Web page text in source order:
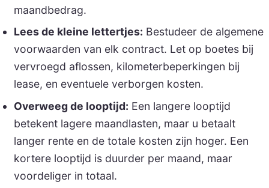
maandbedrag.
Lees de kleine lettertjes: Bestudeer de algemene
voorwaarden van elk contract. Let op boetes bij
vervroegd aflossen, kilometerbeperkingen bij
lease, en eventuele verborgen kosten.
Overweeg de looptijd: Een langere looptijd
betekent lagere maandlasten, maar u betaalt
langer rente en de totale kosten zijn hoger. Een
kortere looptijd is duurder per maand, maar
voordeliger in totaal.